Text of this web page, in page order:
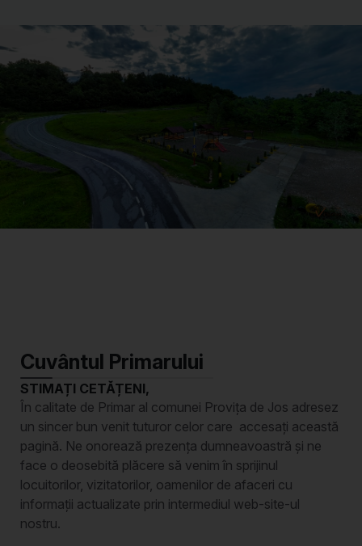
Cuvântul Primarului
STIMAȚI CETĂȚENI,
În calitate de Primar al comunei Provița de Jos adresez
un sincer bun venit tuturor celor care accesați această
pagină. Ne onorează prezența dumneavoastră și ne
face o deosebită plăcere să venim în sprijinul
locuitorilor, vizitatorilor, oamenilor de afaceri cu
informații actualizate prin intermediul web-site-ul
nostru.